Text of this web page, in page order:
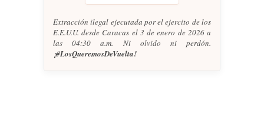
Extracción ilegal ejecutada por el ejercito de los
E.E.U.U. desde Caracas el 3 de enero de 2026 a
las 04:30 a.m. Ni olvido ni perdón.
¡#LosQueremosDeVuelta!